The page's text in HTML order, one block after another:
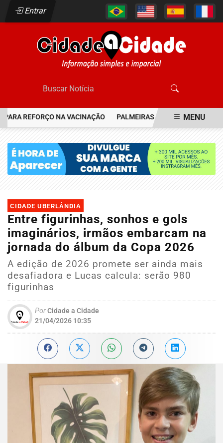
Entrar
REFORÇO NA VACINAÇÃO PALMEIRAS RESGATA JOIA DO
MENU
CIDADE UBERLÂNDIA
Entre figurinhas, sonhos e gols
imaginários, irmãos embarcam na
jornada do álbum da Copa 2026
A edição de 2026 promete ser ainda mais
desafiadora e Lucas calcula: serão 980
figurinhas
PorCidade a Cidade
21/04/2026 10:35